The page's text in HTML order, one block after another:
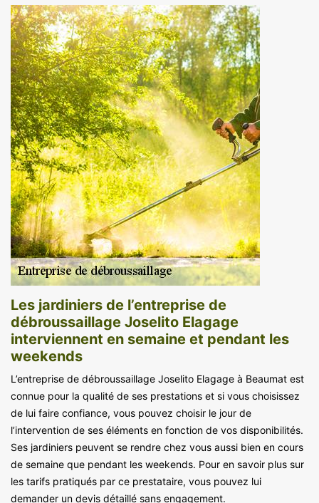
Les jardiniers de l’entreprise de
débroussaillage Joselito Elagage
interviennent en semaine et pendant les
weekends
L’entreprise de débroussaillage Joselito Elagage à Beaumat est
connue pour la qualité de ses prestations et si vous choisissez
de lui faire confiance, vous pouvez choisir le jour de
l’intervention de ses éléments en fonction de vos disponibilités.
Ses jardiniers peuvent se rendre chez vous aussi bien en cours
de semaine que pendant les weekends. Pour en savoir plus sur
les tarifs pratiqués par ce prestataire, vous pouvez lui
demander un devis détaillé sans engagement.